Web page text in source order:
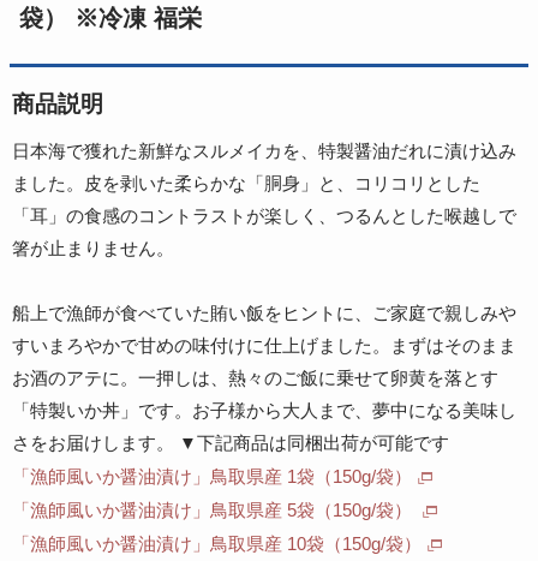
袋） ※冷凍 福栄
商品説明
日本海で獲れた新鮮なスルメイカを、特製醤油だれに漬け込み
ました。皮を剥いた柔らかな「胴身」と、コリコリとした
「耳」の食感のコントラストが楽しく、つるんとした喉越しで
箸が止まりません。
船上で漁師が食べていた賄い飯をヒントに、ご家庭で親しみや
すいまろやかで甘めの味付けに仕上げました。まずはそのまま
お酒のアテに。一押しは、熱々のご飯に乗せて卵黄を落とす
「特製いか丼」です。お子様から大人まで、夢中になる美味し
さをお届けします。 ▼下記商品は同梱出荷が可能です
「漁師風いか醤油漬け」鳥取県産 1袋（150g/袋）
「漁師風いか醤油漬け」鳥取県産 5袋（150g/袋）
「漁師風いか醤油漬け」鳥取県産 10袋（150g/袋）